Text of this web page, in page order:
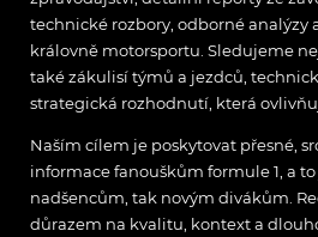
technické rozbory, odborné analýzy
královně motorsportu. Sledujeme
také zákulisí týmů a jezdců,
strategická rozhodnutí, která
Naším cílem je poskytovat přesné,
informace fanouškům formule 1, a
nadšencům, tak novým divákům.
důrazem na kvalitu, kontext a